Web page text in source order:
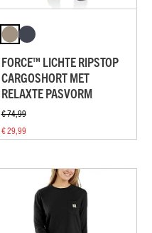
FORCE™ LICHTE RIPSTOP
CARGOSHORT MET
RELAXTE PASVORM
€ 74,99
€ 29,99